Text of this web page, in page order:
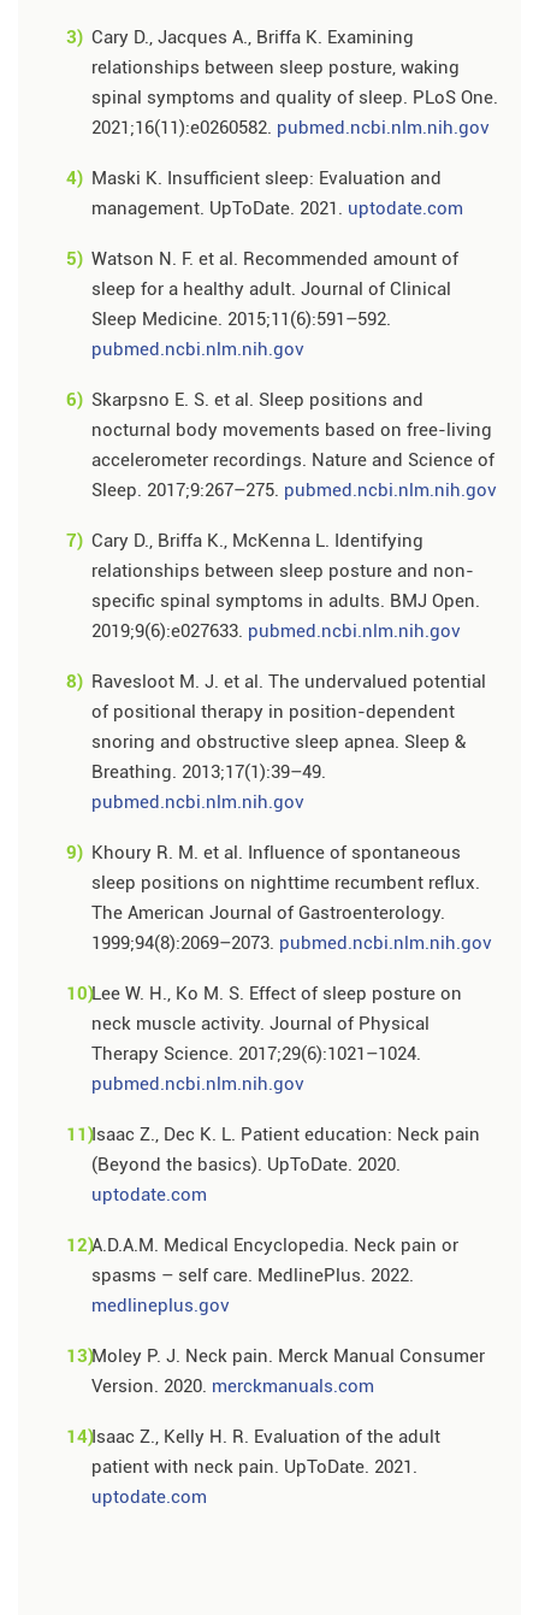
3) Cary D., Jacques A., Briffa K. Examining
relationships between sleep posture, waking
spinal symptoms and quality of sleep. PLoS One.
2021;16(11):e0260582. pubmed.ncbi.nlm.nih.gov
4) Maski K. Insufficient sleep: Evaluation and
management. UpToDate. 2021. uptodate.com
5) Watson N. F. et al. Recommended amount of
sleep for a healthy adult. Journal of Clinical
Sleep Medicine. 2015;11(6):591–592.
pubmed.ncbi.nlm.nih.gov
6) Skarpsno E. S. et al. Sleep positions and
nocturnal body movements based on free-living
accelerometer recordings. Nature and Science of
Sleep. 2017;9:267–275. pubmed.ncbi.nlm.nih.gov
7) Cary D., Briffa K., McKenna L. Identifying
relationships between sleep posture and non-
specific spinal symptoms in adults. BMJ Open.
2019;9(6):e027633. pubmed.ncbi.nlm.nih.gov
8) Ravesloot M. J. et al. The undervalued potential
of positional therapy in position-dependent
snoring and obstructive sleep apnea. Sleep &
Breathing. 2013;17(1):39–49.
pubmed.ncbi.nlm.nih.gov
9) Khoury R. M. et al. Influence of spontaneous
sleep positions on nighttime recumbent reflux.
The American Journal of Gastroenterology.
1999;94(8):2069–2073. pubmed.ncbi.nlm.nih.gov
10)Lee W. H., Ko M. S. Effect of sleep posture on
neck muscle activity. Journal of Physical
Therapy Science. 2017;29(6):1021–1024.
pubmed.ncbi.nlm.nih.gov
11)Isaac Z., Dec K. L. Patient education: Neck pain
(Beyond the basics). UpToDate. 2020.
uptodate.com
12)A.D.A.M. Medical Encyclopedia. Neck pain or
spasms – self care. MedlinePlus. 2022.
medlineplus.gov
13)Moley P. J. Neck pain. Merck Manual Consumer
Version. 2020. merckmanuals.com
14)Isaac Z., Kelly H. R. Evaluation of the adult
patient with neck pain. UpToDate. 2021.
uptodate.com